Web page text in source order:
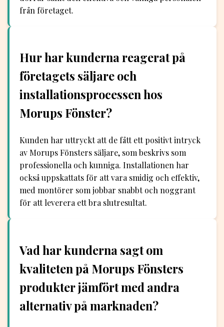
från företaget.
Hur har kunderna reagerat på
företagets säljare och
installationsprocessen hos
Morups Fönster?
Kunden har uttryckt att de fått ett positivt intryck
av Morups Fönsters säljare, som beskrivs som
professionella och kunniga. Installationen har
också uppskattats för att vara smidig och effektiv,
med montörer som jobbar snabbt och noggrant
för att leverera ett bra slutresultat.
Vad har kunderna sagt om
kvaliteten på Morups Fönsters
produkter jämfört med andra
alternativ på marknaden?